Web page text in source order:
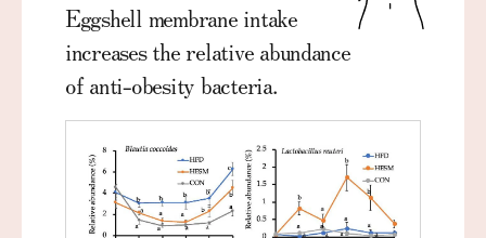
Eggshell membrane intake
increases the relative abundance
of anti-obesity bacteria.